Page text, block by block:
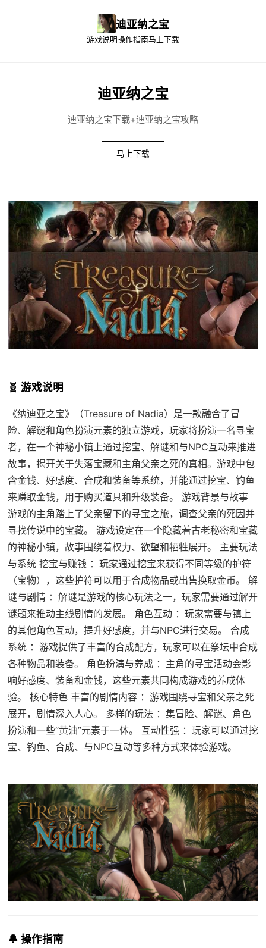
迪亚纳之宝
游戏说明操作指南马上下载
迪亚纳之宝
迪亚纳之宝下载+迪亚纳之宝攻略
马上下载
🧬 游戏说明
《纳迪亚之宝》（Treasure of Nadia）是一款融合了冒
险、解谜和角色扮演元素的独立游戏，玩家将扮演一名寻宝
者，在一个神秘小镇上通过挖宝、解谜和与NPC互动来推进
故事，揭开关于失落宝藏和主角父亲之死的真相。游戏中包
含金钱、好感度、合成和装备等系统，并能通过挖宝、钓鱼
来赚取金钱，用于购买道具和升级装备。 游戏背景与故事
游戏的主角踏上了父亲留下的寻宝之旅，调查父亲的死因并
寻找传说中的宝藏。 游戏设定在一个隐藏着古老秘密和宝藏
的神秘小镇，故事围绕着权力、欲望和牺牲展开。 主要玩法
与系统 挖宝与赚钱 ：玩家通过挖宝来获得不同等级的护符
（宝物），这些护符可以用于合成物品或出售换取金币。 解
谜与剧情 ：解谜是游戏的核心玩法之一，玩家需要通过解开
谜题来推动主线剧情的发展。 角色互动 ：玩家需要与镇上
的其他角色互动，提升好感度，并与NPC进行交易。 合成
系统 ：游戏提供了丰富的合成配方，玩家可以在祭坛中合成
各种物品和装备。 角色扮演与养成 ：主角的寻宝活动会影
响好感度、装备和金钱，这些元素共同构成游戏的养成体
验。 核心特色 丰富的剧情内容 ：游戏围绕寻宝和父亲之死
展开，剧情深入人心。 多样的玩法 ：集冒险、解谜、角色
扮演和一些“黄油”元素于一体。 互动性强 ：玩家可以通过挖
宝、钓鱼、合成、与NPC互动等多种方式来体验游戏。
🔔 操作指南